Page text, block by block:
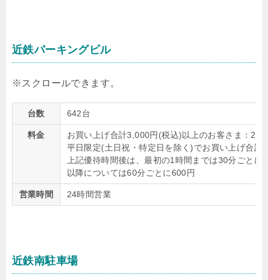
近鉄パーキングビル
台数 642台
料金
お買い上げ合計3,000円(税込)以上のお客さま：2時
平日限定(土日祝・特定日を除く)でお買い上げ合
上記優待時間後は、最初の1時間までは30分ごとに
以降については60分ごとに600円
営業時間 24時間営業
近鉄南駐車場